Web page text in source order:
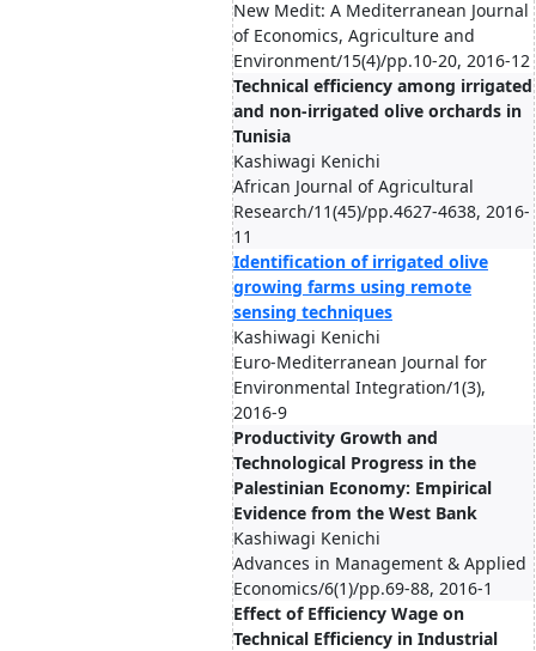
New Medit: A Mediterranean Journal
of Economics, Agriculture and
Environment/15(4)/pp.10-20, 2016-12
Technical efficiency among irrigated
and non-irrigated olive orchards in
Tunisia
Kashiwagi Kenichi
African Journal of Agricultural
Research/11(45)/pp.4627-4638, 2016-
11
Identification of irrigated olive
growing farms using remote
sensing techniques
Kashiwagi Kenichi
Euro-Mediterranean Journal for
Environmental Integration/1(3),
2016-9
Productivity Growth and
Technological Progress in the
Palestinian Economy: Empirical
Evidence from the West Bank
Kashiwagi Kenichi
Advances in Management & Applied
Economics/6(1)/pp.69-88, 2016-1
Effect of Efficiency Wage on
Technical Efficiency in Industrial